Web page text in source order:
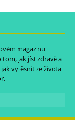
magazínu
tom, jak jíst zdravě a
vytěsnit ze života